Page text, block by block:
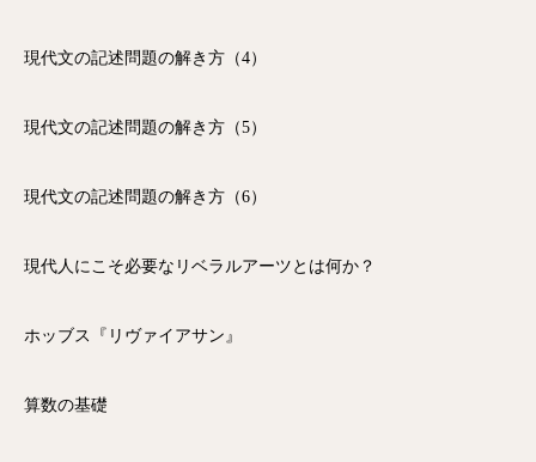
現代文の記述問題の解き方（4）
現代文の記述問題の解き方（5）
現代文の記述問題の解き方（6）
現代人にこそ必要なリベラルアーツとは何か？
ホッブス『リヴァイアサン』
算数の基礎